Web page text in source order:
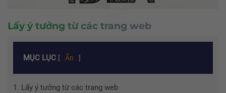
Lấy ý tưởng từ các trang web
MỤC LỤC [ Ẩn ]
1. Lấy ý tưởng từ các trang web